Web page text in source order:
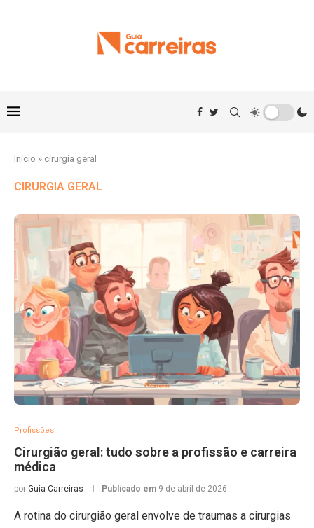
Início » cirurgia geral
CIRURGIA GERAL
Profissões
Cirurgião geral: tudo sobre a profissão e carreira
médica
por Guia Carreiras Publicado em 9 de abril de 2026
A rotina do cirurgião geral envolve de traumas a cirurgias